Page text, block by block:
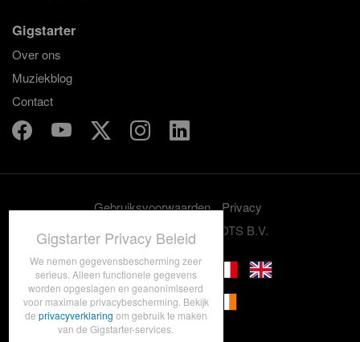
Gigstarter
Over ons
Muziekblog
Contact
Gebruiksvoorwaarden
Privacy
© 2012-2026 GRASSROOTS B.V.
Gigstarter Privacy Beleid
We nemen gegevensbescherming zeer
serieus. Alleen functionele gegevens
worden opgeslagen en geanonimiseerd
voor maximale privacybescherming. Bekijk
de privacyverklaring om gebruik te maken
van de Gigstarter-services.